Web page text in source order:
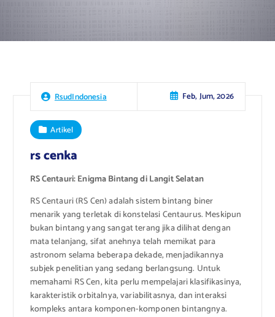
RsudIndonesia Feb, Jum, 2026
Artikel
rs cenka
RS Centauri: Enigma Bintang di Langit Selatan
RS Centauri (RS Cen) adalah sistem bintang biner
menarik yang terletak di konstelasi Centaurus. Meskipun
bukan bintang yang sangat terang jika dilihat dengan
mata telanjang, sifat anehnya telah memikat para
astronom selama beberapa dekade, menjadikannya
subjek penelitian yang sedang berlangsung. Untuk
memahami RS Cen, kita perlu mempelajari klasifikasinya,
karakteristik orbitalnya, variabilitasnya, dan interaksi
kompleks antara komponen-komponen bintangnya.